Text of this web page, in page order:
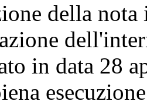
della
in data 28